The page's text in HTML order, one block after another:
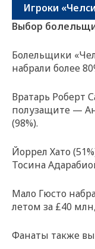
Игроки
Выбор
Болельщики
набрали более
Вратарь Роберт
полузащите —
(98%).
Йоррел Хато
Тосина
Мало Гюсто
летом за £40
Фанаты также